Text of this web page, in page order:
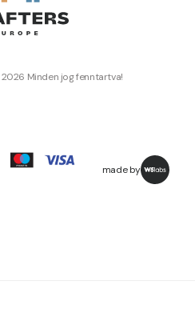
Minden jog fenntartva!
made by